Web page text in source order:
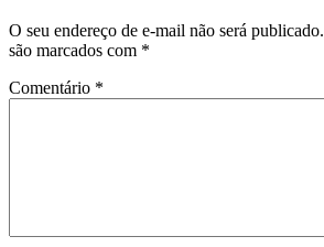
O seu endereço de e-mail não será publicado.
são marcados com *
Comentário *